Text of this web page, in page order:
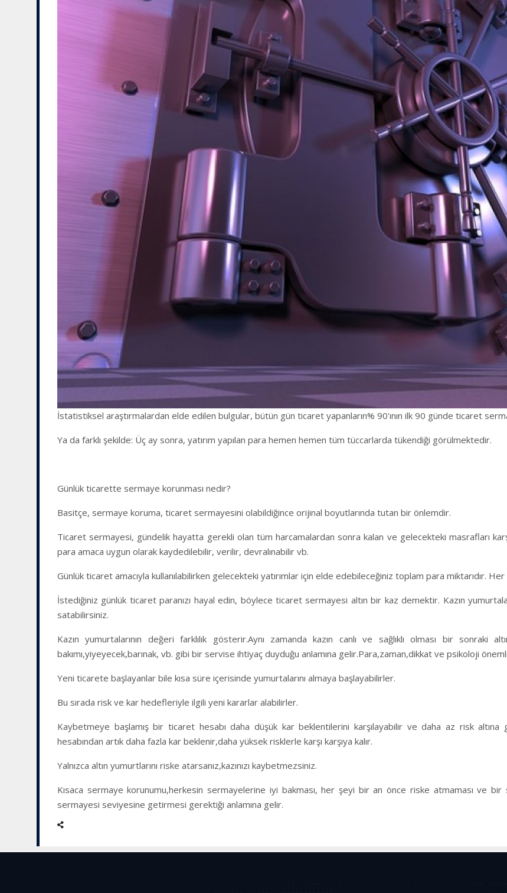
İstatistiksel araştırmalardan elde edilen bulgular, bütün gün ticaret yapanların% 90'ının ilk 90 günde ticaret
Ya da farklı şekilde: Üç ay sonra, yatırım yapılan para hemen hemen tüm tüccarlarda tükendiği görülmektedir.
Günlük ticarette sermaye korunması nedir?
Basitçe, sermaye koruma, ticaret sermayesini olabildiğince orijinal boyutlarında tutan bir önlemdir.
Ticaret sermayesi, gündelik hayatta gerekli olan tüm harcamalardan sonra kalan ve gelecekteki masrafları
para amaca uygun olarak kaydedilebilir, verilir, devralınabilir vb.
Günlük ticaret amacıyla kullanılabilirken gelecekteki yatırımlar için elde edebileceğiniz toplam para miktarıdır.
İstediğiniz günlük ticaret paranızı hayal edin, böylece ticaret sermayesi altın bir kaz demektir. Kazın
satabilirsiniz.
Kazın yumurtalarının değeri farklılık gösterir.Aynı zamanda kazın canlı ve sağlıklı olması bir
bakımı,yiyeyecek,barınak, vb. gibi bir servise ihtiyaç duyduğu anlamına gelir.Para,zaman,dikkat ve psikoloji
Yeni ticarete başlayanlar bile kısa süre içerisinde yumurtalarını almaya başlayabilirler.
Bu sırada risk ve kar hedefleriyle ilgili yeni kararlar alabilirler.
Kaybetmeye başlamış bir ticaret hesabı daha düşük kar beklentilerini karşılayabilir ve daha az risk
hesabından artık daha fazla kar beklenir,daha yüksek risklerle karşı karşıya kalır.
Yalnızca altın yumurtlarını riske atarsanız,kazınızı kaybetmezsiniz.
Kısaca sermaye korunumu,herkesin sermayelerine iyi bakması, her şeyi bir an önce riske atmaması ve
sermayesi seviyesine getirmesi gerektiği anlamına gelir.